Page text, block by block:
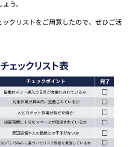
う。
クリストをご用意したので、ぜひご活